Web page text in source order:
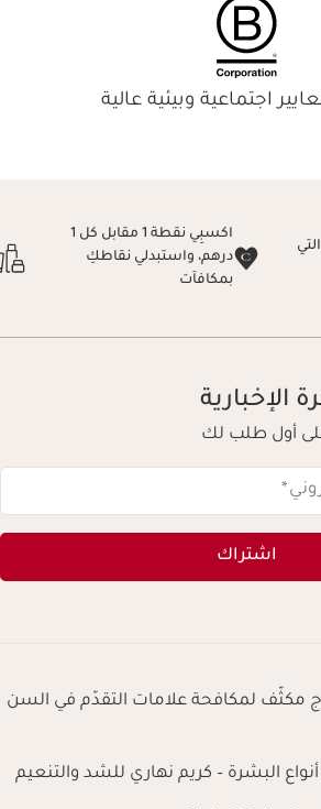
اجتماعية وبيئية عالية
اكسبِي نقطة 1 مقابل كل 1
درهم، واستبدلي نقاطكِ
بمكافآت
الإخبارية
*
اشتراك
مكثّف لمكافحة علامات التقدّم في السن
البشرة – كريم نهاري للشد والتنعيم